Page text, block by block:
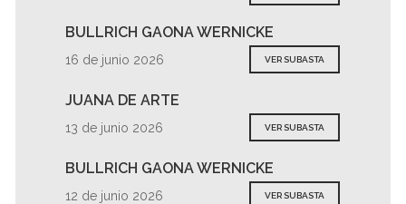
BULLRICH GAONA WERNICKE
16 de junio 2026 VER SUBASTA
JUANA DE ARTE
13 de junio 2026 VER SUBASTA
BULLRICH GAONA WERNICKE
12 de junio 2026 VER SUBASTA